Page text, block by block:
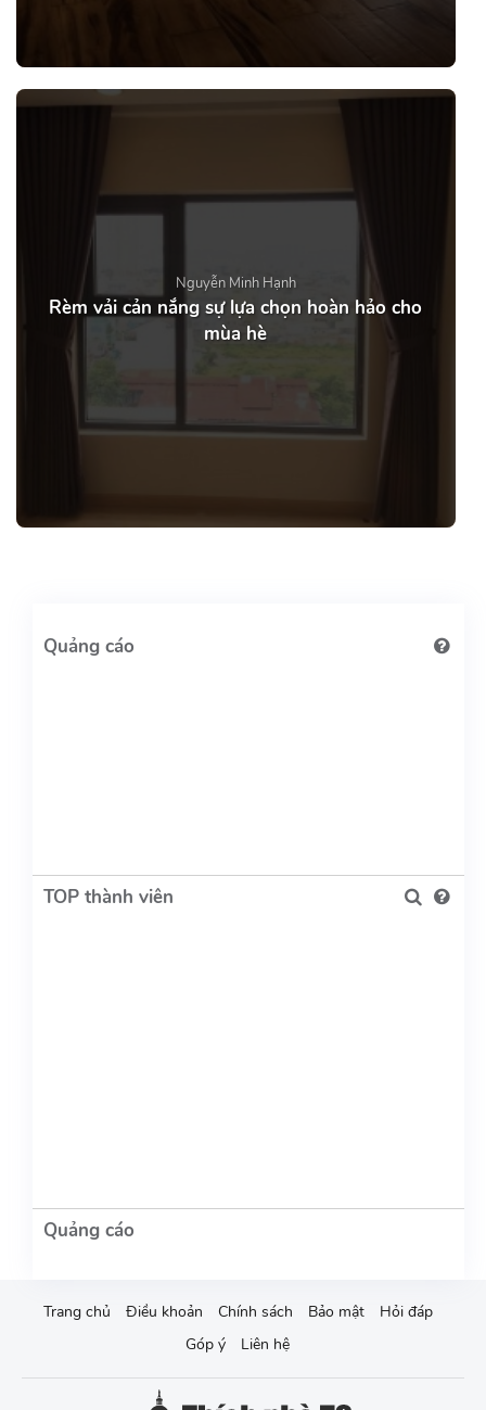
Nguyễn Minh Hạnh
Rèm vải cản nắng sự lựa chọn hoàn hảo cho
mùa hè
TOP thành viên
Trang chủ Điều khoản Chính sách Bảo mật
Hỏi đáp
Góp ý
Liên hệ